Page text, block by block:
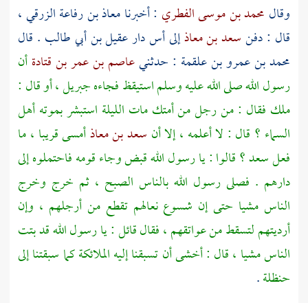
وقال محمد بن موسى الفطري : أخبرنامعاذ بن رفاعة الزرقي ،
قال : دفنسعد بن معاذإلى أس دارعقيل بن أبي طالب . قال
محمد بن عمرو بن علقمة : حدثنيعاصم بن عمر بن قتادةأن
رسول الله صلى الله عليه وسلم استيقظ فجاءهجبريل ،أو قال :
ملك فقال : من رجل من أمتك مات الليلة استبشر بموته أهل
السماء ؟ قال : لا أعلمه ، إلا أن سعد بن معاذأمسى قريبا ، ما
فعلسعد ؟قالوا : يا رسول الله قبض وجاء قومه فاحتملوه إلى
دارهم . فصلى رسول الله بالناس الصبح ، ثم خرج وخرج
الناس مشيا حتى إن شسوع نعالهم تقطع من أرجلهم ، وإن
أرديتهم لتسقط من عواتقهم ، فقال قائل : يا رسول الله قد بتت
الناس مشيا ، قال : أخشى أن تسبقنا إليه الملائكة كما سبقتنا إلى
حنظلة.